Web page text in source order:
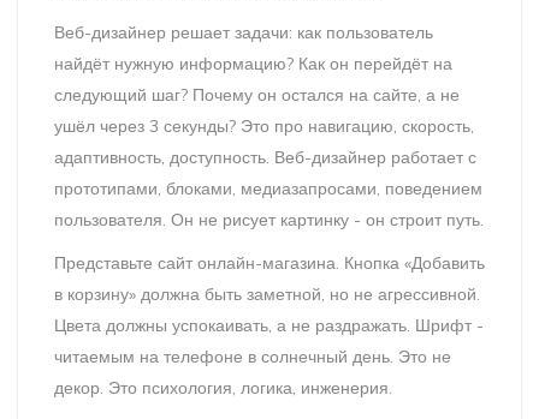
Веб-дизайнер решает задачи: как пользователь
найдёт нужную информацию? Как он перейдёт на
следующий шаг? Почему он остался на сайте, а не
ушёл через 3 секунды? Это про навигацию, скорость,
адаптивность, доступность. Веб-дизайнер работает с
прототипами, блоками, медиазапросами, поведением
пользователя. Он не рисует картинку - он строит путь.
Представьте сайт онлайн-магазина. Кнопка «Добавить
в корзину» должна быть заметной, но не агрессивной.
Цвета должны успокаивать, а не раздражать. Шрифт -
читаемым на телефоне в солнечный день. Это не
декор. Это психология, логика, инженерия.